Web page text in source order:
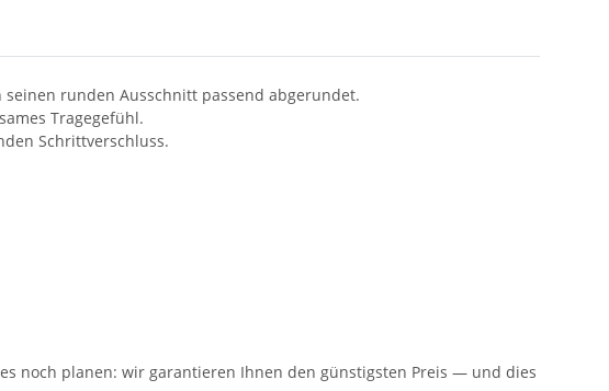
seinen runden Ausschnitt passend abgerundet.
Tragegefühl.
Schrittverschluss.
noch planen: wir garantieren Ihnen den günstigsten Preis — und dies